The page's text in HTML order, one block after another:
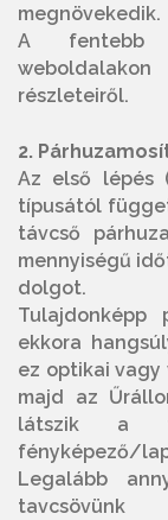
megnövekedik.
A fentebb
részleteiről.
2.
Az első lépés
típusától
távcső
mennyiségű
dolgot.
Tulajdonképp
ekkora
ez optikai vagy
majd az
látszik a
fényképező/
Legalább
tavcsövünk